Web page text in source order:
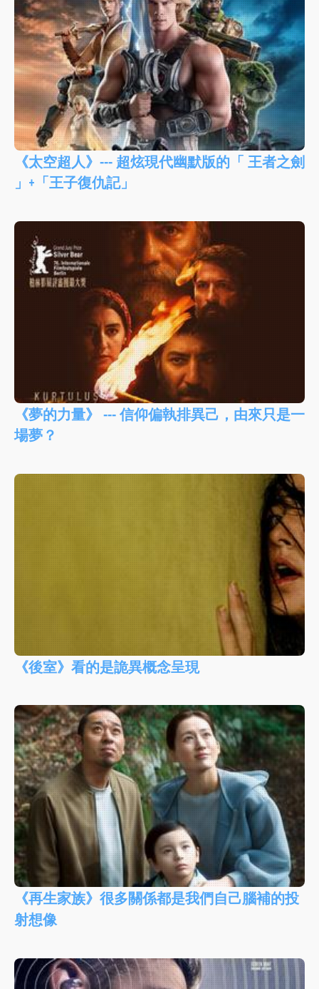
《太空超人》--- 超炫現代幽默版的「 王者之劍
」+「王子復仇記」
《夢的力量》 --- 信仰偏執排異己，由來只是一
場夢？
《後室》看的是詭異概念呈現
《再生家族》很多關係都是我們自己腦補的投
射想像